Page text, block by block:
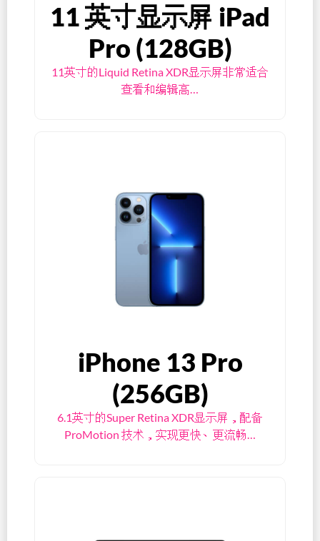
11 英寸显示屏 iPad
Pro (128GB)
11英寸的Liquid Retina XDR显示屏非常适合
查看和编辑高…
iPhone 13 Pro
(256GB)
6.1英寸的Super Retina XDR显示屏，配备
ProMotion 技术，实现更快、更流畅…